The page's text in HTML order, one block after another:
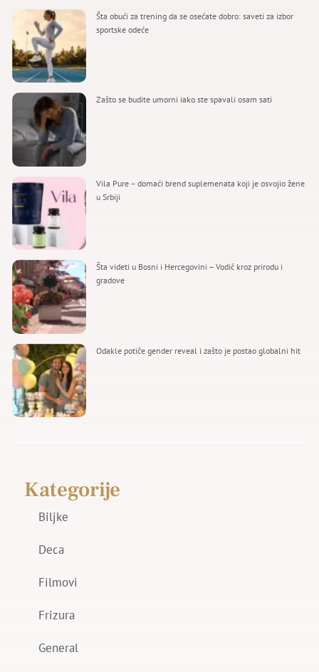
Šta obući za trening da se osećate dobro: saveti za izbor
sportske odeće
Zašto se budite umorni iako ste spavali osam sati
Vila Pure – domaći brend suplemenata koji je osvojio žene
u Srbiji
Šta videti u Bosni i Hercegovini – Vodič kroz prirodu i
gradove
Odakle potiče gender reveal i zašto je postao globalni hit
Kategorije
Biljke
Deca
Filmovi
Frizura
General